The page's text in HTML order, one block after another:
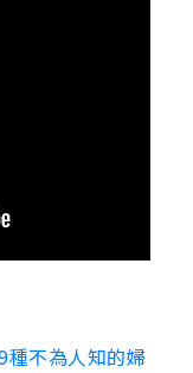
種不為人知的婦